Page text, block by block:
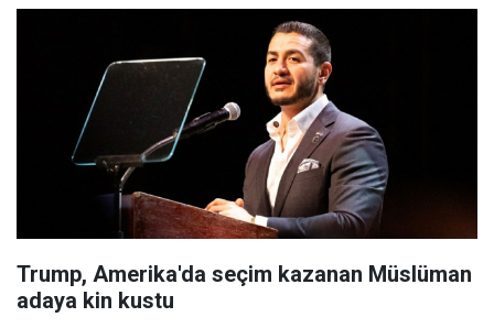
Trump, Amerika'da seçim kazanan Müslüman
adaya kin kustu